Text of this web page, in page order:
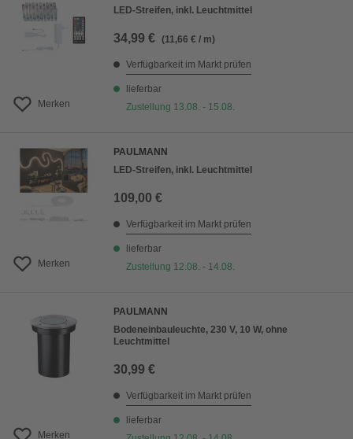
Merken
LED-Streifen, inkl. Leuchtmittel
34,99 € (11,66 € / m)
Verfügbarkeit im Markt prüfen
lieferbar
Zustellung 13.08. - 15.08.
Merken
PAULMANN
LED-Streifen, inkl. Leuchtmittel
109,00 €
Verfügbarkeit im Markt prüfen
lieferbar
Zustellung 12.08. - 14.08.
Merken
PAULMANN
Bodeneinbauleuchte, 230 V, 10 W, ohne
Leuchtmittel
30,99 €
Verfügbarkeit im Markt prüfen
lieferbar